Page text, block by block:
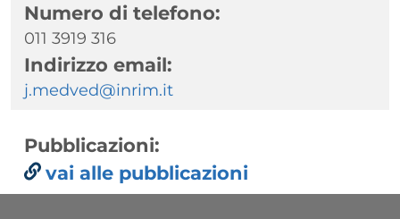
Numero di telefono:
011 3919 316
Indirizzo email:
j.medved@inrim.it
Pubblicazioni:
vai alle pubblicazioni